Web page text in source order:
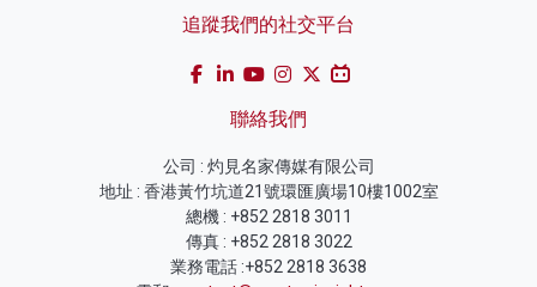
追蹤我們的社交平台
聯絡我們
公司 : 灼見名家傳媒有限公司
地址 : 香港黃竹坑道21號環匯廣場10樓1002室
總機 : +852 2818 3011
傳真 : +852 2818 3022
業務電話 :+852 2818 3638